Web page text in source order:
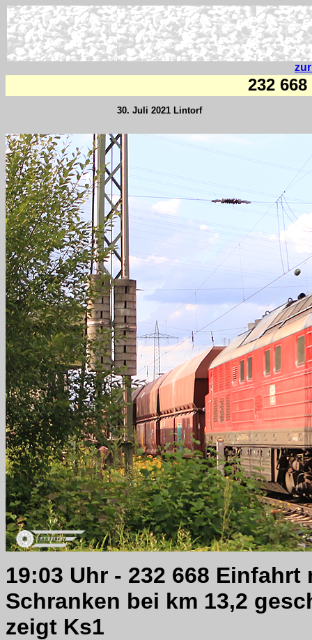
232
30. Juli 2021 Lintorf
19:03 Uhr - 232 668
Schranken bei km 13,2
zeigt Ks1